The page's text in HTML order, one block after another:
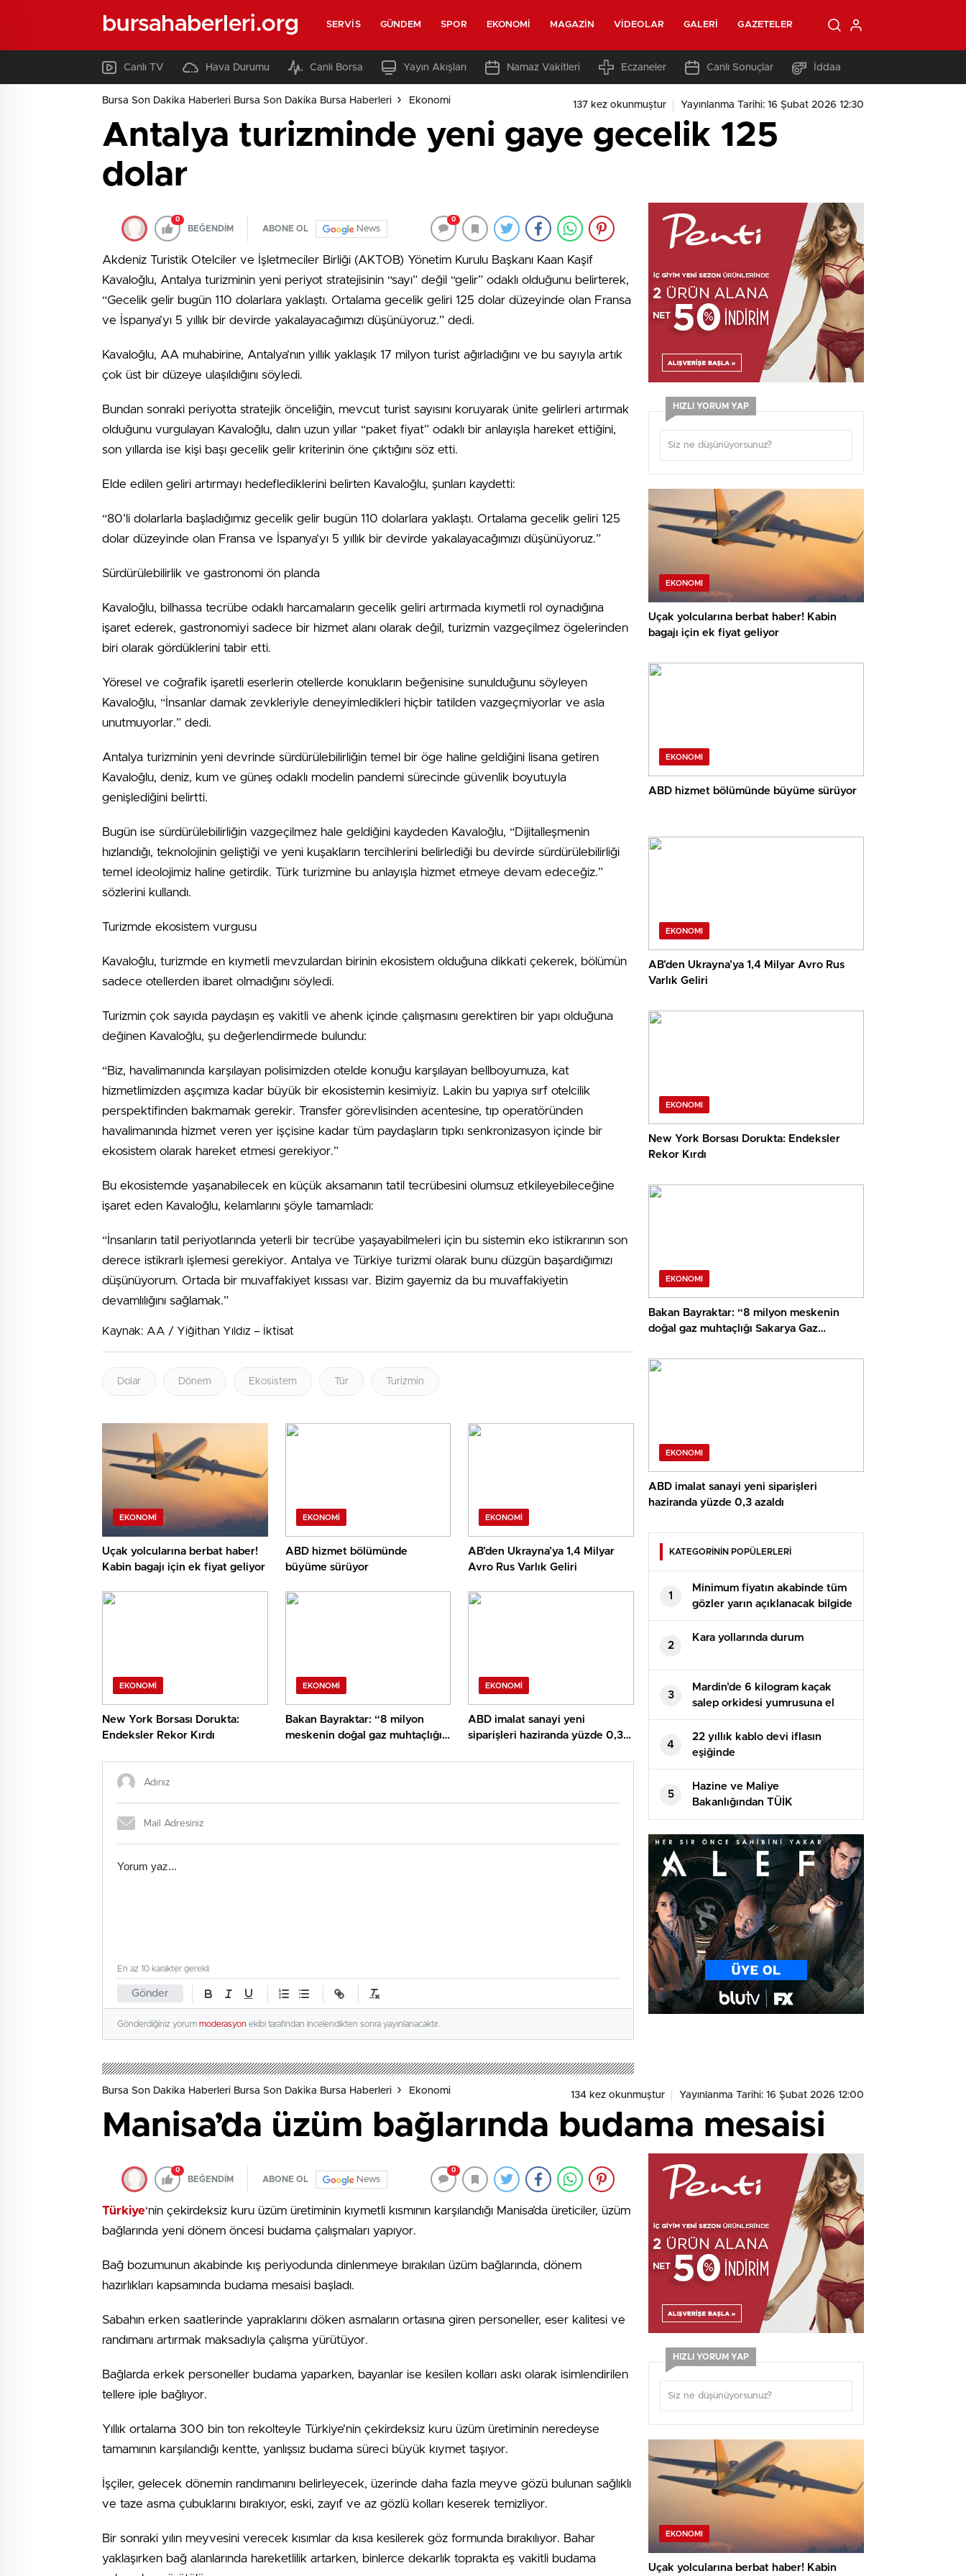
bursahaberleri.org SERVIS GÜNDEM SPOR EKONOMI MAGAZIN VIDEOLAR GALERI GAZETELER
Canlı TV Hava Durumu Canlı Borsa Yayın Akışları Namaz Vakitleri Eczaneler Canlı Sonuçlar İddaa
Bursa Son Dakika Haberleri Bursa Son Dakika Bursa Haberleri Ekonomi 137 kez okunmuştur Yayınlanma Tarihi: 16 Şubat 2026 12:30
Antalya turizminde yeni gaye gecelik 125
dolar
0
BEĞENDİM ABONE OL News
0
Akdeniz Turistik Otelciler ve İşletmeciler Birliği (AKTOB) Yönetim Kurulu Başkanı Kaan Kaşif
Kavaloğlu, Antalya turizminin yeni periyot stratejisinin “sayı” değil “gelir” odaklı olduğunu belirterek,
“Gecelik gelir bugün 110 dolarlara yaklaştı. Ortalama gecelik geliri 125 dolar düzeyinde olan Fransa
ve İspanya’yı 5 yıllık bir devirde yakalayacağımızı düşünüyoruz.” dedi.
Kavaloğlu, AA muhabirine, Antalya’nın yıllık yaklaşık 17 milyon turist ağırladığını ve bu sayıyla artık
çok üst bir düzeye ulaşıldığını söyledi.
Bundan sonraki periyotta stratejik önceliğin, mevcut turist sayısını koruyarak ünite gelirleri artırmak
olduğunu vurgulayan Kavaloğlu, dalın uzun yıllar “paket fiyat” odaklı bir anlayışla hareket ettiğini,
son yıllarda ise kişi başı gecelik gelir kriterinin öne çıktığını söz etti.
Elde edilen geliri artırmayı hedeflediklerini belirten Kavaloğlu, şunları kaydetti:
“80’li dolarlarla başladığımız gecelik gelir bugün 110 dolarlara yaklaştı. Ortalama gecelik geliri 125
dolar düzeyinde olan Fransa ve İspanya’yı 5 yıllık bir devirde yakalayacağımızı düşünüyoruz.”
Sürdürülebilirlik ve gastronomi ön planda
Kavaloğlu, bilhassa tecrübe odaklı harcamaların gecelik geliri artırmada kıymetli rol oynadığına
işaret ederek, gastronomiyi sadece bir hizmet alanı olarak değil, turizmin vazgeçilmez ögelerinden
biri olarak gördüklerini tabir etti.
Yöresel ve coğrafik işaretli eserlerin otellerde konukların beğenisine sunulduğunu söyleyen
Kavaloğlu, “İnsanlar damak zevkleriyle deneyimledikleri hiçbir tatilden vazgeçmiyorlar ve asla
unutmuyorlar.” dedi.
Antalya turizminin yeni devrinde sürdürülebilirliğin temel bir öge haline geldiğini lisana getiren
Kavaloğlu, deniz, kum ve güneş odaklı modelin pandemi sürecinde güvenlik boyutuyla
genişlediğini belirtti.
Bugün ise sürdürülebilirliğin vazgeçilmez hale geldiğini kaydeden Kavaloğlu, “Dijitalleşmenin
hızlandığı, teknolojinin geliştiği ve yeni kuşakların tercihlerini belirlediği bu devirde sürdürülebilirliği
temel ideolojimiz haline getirdik. Türk turizmine bu anlayışla hizmet etmeye devam edeceğiz.”
sözlerini kullandı.
Turizmde ekosistem vurgusu
Kavaloğlu, turizmde en kıymetli mevzulardan birinin ekosistem olduğuna dikkati çekerek, bölümün
sadece otellerden ibaret olmadığını söyledi.
Turizmin çok sayıda paydaşın eş vakitli ve ahenk içinde çalışmasını gerektiren bir yapı olduğuna
değinen Kavaloğlu, şu değerlendirmede bulundu:
“Biz, havalimanında karşılayan polisimizden otelde konuğu karşılayan bellboyumuza, kat
hizmetlimizden aşçımıza kadar büyük bir ekosistemin kesimiyiz. Lakin bu yapıya sırf otelcilik
perspektifinden bakmamak gerekir. Transfer görevlisinden acentesine, tıp operatöründen
havalimanında hizmet veren yer işçisine kadar tüm paydaşların tıpkı senkronizasyon içinde bir
ekosistem olarak hareket etmesi gerekiyor.”
Bu ekosistemde yaşanabilecek en küçük aksamanın tatil tecrübesini olumsuz etkileyebileceğine
işaret eden Kavaloğlu, kelamlarını şöyle tamamladı:
“İnsanların tatil periyotlarında yeterli bir tecrübe yaşayabilmeleri için bu sistemin eko istikrarının son
derece istikrarlı işlemesi gerekiyor. Antalya ve Türkiye turizmi olarak bunu düzgün başardığımızı
düşünüyorum. Ortada bir muvaffakiyet kıssası var. Bizim gayemiz da bu muvaffakiyetin
devamlılığını sağlamak.”
Kaynak: AA / Yiğithan Yıldız – İktisat
Dolar Dönem Ekosistem Tür Turizmin
EKONOMI
Uçak yolcularına berbat haber!
Kabin bagajı için ek fiyat geliyor
EKONOMI
ABD hizmet bölümünde
büyüme sürüyor
EKONOMI
AB’den Ukrayna’ya 1,4 Milyar
Avro Rus Varlık Geliri
EKONOMI
New York Borsası Dorukta:
Endeksler Rekor Kırdı
EKONOMI
Bakan Bayraktar: “8 milyon
meskenin doğal gaz muhtaçlığı
EKONOMI
ABD imalat sanayi yeni
siparişleri haziranda yüzde 0,3
Gönder
En az 10 karakter gerekli
Gönderdiğiniz yorum moderasyon ekibi tarafından incelendikten sonra yayınlanacaktır.
HIZLI YORUM YAP
EKONOMI
Uçak yolcularına berbat haber! Kabin
bagajı için ek fiyat geliyor
EKONOMI
ABD hizmet bölümünde büyüme sürüyor
EKONOMI
AB’den Ukrayna’ya 1,4 Milyar Avro Rus
Varlık Geliri
EKONOMI
New York Borsası Dorukta: Endeksler
Rekor Kırdı
EKONOMI
Bakan Bayraktar: “8 milyon meskenin
doğal gaz muhtaçlığı Sakarya Gaz
EKONOMI
ABD imalat sanayi yeni siparişleri
haziranda yüzde 0,3 azaldı
KATEGORİNİN POPÜLERLERİ
1
Minimum fiyatın akabinde tüm
gözler yarın açıklanacak bilgide
2
Kara yollarında durum
3
Mardin’de 6 kilogram kaçak
salep orkidesi yumrusuna el
konuldu
4
22 yıllık kablo devi iflasın
eşiğinde
5
Hazine ve Maliye
Bakanlığından TÜİK
Başkanlığına yapılan atamaya
ait tezlere reaksiyon
Açıklaması
Bursa Son Dakika Haberleri Bursa Son Dakika Bursa Haberleri Ekonomi 134 kez okunmuştur Yayınlanma Tarihi: 16 Şubat 2026 12:00
Manisa’da üzüm bağlarında budama mesaisi
0
BEĞENDİM ABONE OL News
0
Türkiye‘nin çekirdeksiz kuru üzüm üretiminin kıymetli kısmının karşılandığı Manisa’da üreticiler, üzüm
bağlarında yeni dönem öncesi budama çalışmaları yapıyor.
Bağ bozumunun akabinde kış periyodunda dinlenmeye bırakılan üzüm bağlarında, dönem
hazırlıkları kapsamında budama mesaisi başladı.
Sabahın erken saatlerinde yapraklarını döken asmaların ortasına giren personeller, eser kalitesi ve
randımanı artırmak maksadıyla çalışma yürütüyor.
Bağlarda erkek personeller budama yaparken, bayanlar ise kesilen kolları askı olarak isimlendirilen
tellere iple bağlıyor.
Yıllık ortalama 300 bin ton rekolteyle Türkiye’nin çekirdeksiz kuru üzüm üretiminin neredeyse
tamamının karşılandığı kentte, yanlışsız budama süreci büyük kıymet taşıyor.
İşçiler, gelecek dönemin randımanını belirleyecek, üzerinde daha fazla meyve gözü bulunan sağlıklı
ve taze asma çubuklarını bırakıyor, eski, zayıf ve az gözlü kolları keserek temizliyor.
Bir sonraki yılın meyvesini verecek kısımlar da kısa kesilerek göz formunda bırakılıyor. Bahar
yaklaşırken bağ alanlarında hareketlilik artarken, binlerce dekarlık toprakta eş vakitli budama
HIZLI YORUM YAP
EKONOMI
Uçak yolcularına berbat haber! Kabin